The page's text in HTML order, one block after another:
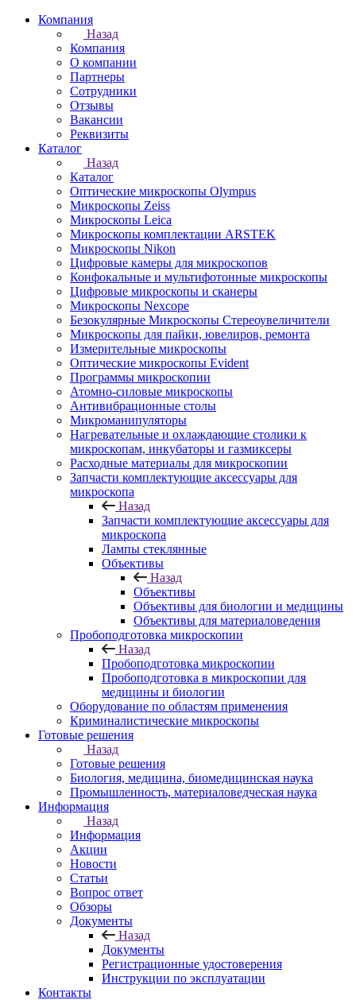
Компания
Назад
Компания
О компании
Партнеры
Сотрудники
Отзывы
Вакансии
Реквизиты
Каталог
Назад
Каталог
Оптические микроскопы Olympus
Микроскопы Zeiss
Микроскопы Leica
Микроскопы комплектации ARSTEK
Микроскопы Nikon
Цифровые камеры для микроскопов
Конфокальные и мультифотонные микроскопы
Цифровые микроскопы и сканеры
Микроскопы Nexcope
Безокулярные Микроскопы Стереоувеличители
Микроскопы для пайки, ювелиров, ремонта
Измерительные микроскопы
Оптические микроскопы Evident
Программы микроскопии
Атомно-силовые микроскопы
Антивибрационные столы
Микроманипуляторы
Нагревательные и охлаждающие столики к
микроскопам, инкубаторы и газмиксеры
Расходные материалы для микроскопии
Запчасти комплектующие аксессуары для
микроскопа
Назад
Запчасти комплектующие аксессуары для
микроскопа
Лампы стеклянные
Объективы
Назад
Объективы
Объективы для биологии и медицины
Объективы для материаловедения
Пробоподготовка микроскопии
Назад
Пробоподготовка микроскопии
Пробоподготовка в микроскопии для
медицины и биологии
Оборудование по областям применения
Криминалистические микроскопы
Готовые решения
Назад
Готовые решения
Биология, медицина, биомедицинская наука
Промышленность, материаловедческая наука
Информация
Назад
Информация
Акции
Новости
Статьи
Вопрос ответ
Обзоры
Документы
Назад
Документы
Регистрационные удостоверения
Инструкции по эксплуатации
Контакты